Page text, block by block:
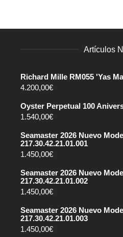
Artículos
Richard Mille RM055 'Yas
4.200,00€
Oyster Perpetual 100
1.540,00€
Seamaster 2026 Nuevo
217.30.42.21.01.001
1.450,00€
Seamaster 2026 Nuevo
217.30.42.21.01.002
1.450,00€
Seamaster 2026 Nuevo
217.30.42.21.01.003
1.450,00€